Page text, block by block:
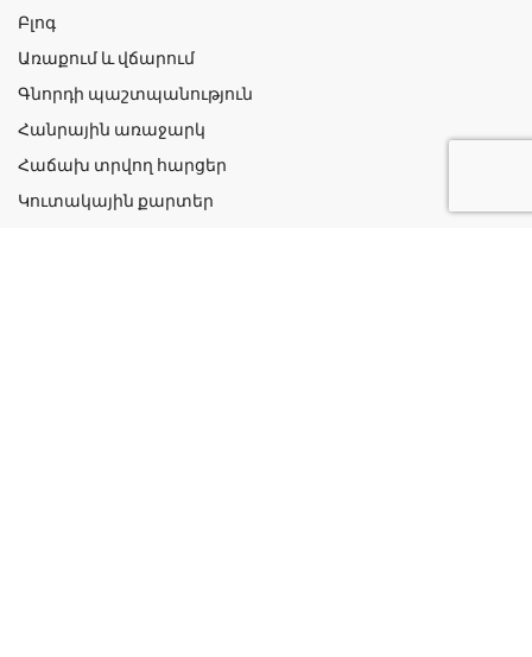
Բլոգ
Առաքում և վճարում
Գնորդի պաշտպանություն
Հանրային առաջարկ
Հաճախ տրվող հարցեր
Կուտակային քարտեր